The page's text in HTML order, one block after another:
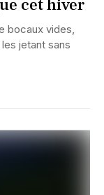
cet hiver
bocaux vides,
jetant sans